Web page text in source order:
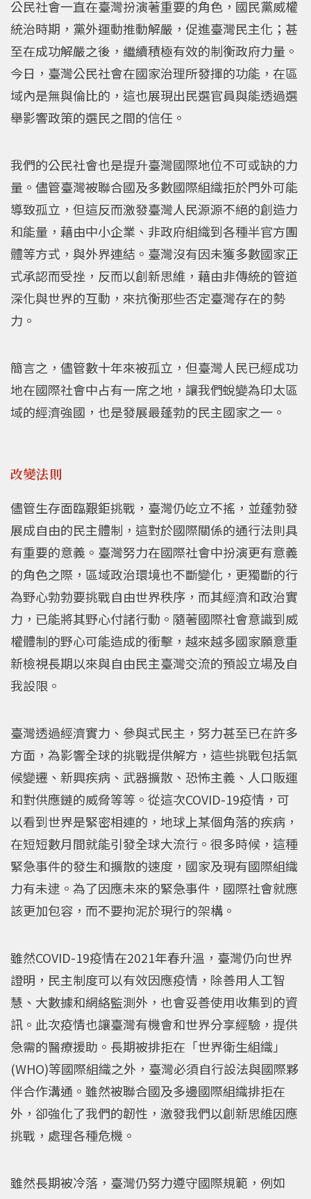
公民社會一直在臺灣扮演著重要的角色，國民黨威權
統治時期，黨外運動推動解嚴，促進臺灣民主化；甚
至在成功解嚴之後，繼續積極有效的制衡政府力量。
今日，臺灣公民社會在國家治理所發揮的功能，在區
域內是無與倫比的，這也展現出民選官員與能透過選
舉影響政策的選民之間的信任。
我們的公民社會也是提升臺灣國際地位不可或缺的力
量。儘管臺灣被聯合國及多數國際組織拒於門外可能
導致孤立，但這反而激發臺灣人民源源不絕的創造力
和能量，藉由中小企業、非政府組織到各種半官方團
體等方式，與外界連結。臺灣沒有因未獲多數國家正
式承認而受挫，反而以創新思維，藉由非傳統的管道
深化與世界的互動，來抗衡那些否定臺灣存在的勢
力。
簡言之，儘管數十年來被孤立，但臺灣人民已經成功
地在國際社會中占有一席之地，讓我們蛻變為印太區
域的經濟強國，也是發展最蓬勃的民主國家之一。
改變法則
儘管生存面臨艱鉅挑戰，臺灣仍屹立不搖，並蓬勃發
展成自由的民主體制，這對於國際關係的通行法則具
有重要的意義。臺灣努力在國際社會中扮演更有意義
的角色之際，區域政治環境也不斷變化，更獨斷的行
為野心勃勃要挑戰自由世界秩序，而其經濟和政治實
力，已能將其野心付諸行動。隨著國際社會意識到威
權體制的野心可能造成的衝擊，越來越多國家願意重
新檢視長期以來與自由民主臺灣交流的預設立場及自
我設限。
臺灣透過經濟實力、參與式民主，努力甚至已在許多
方面，為影響全球的挑戰提供解方，這些挑戰包括氣
候變遷、新興疾病、武器擴散、恐怖主義、人口販運
和對供應鏈的威脅等等。從這次COVID-19疫情，可
以看到世界是緊密相連的，地球上某個角落的疾病，
在短短數月間就能引發全球大流行。很多時候，這種
緊急事件的發生和擴散的速度，國家及現有國際組織
力有未逮。為了因應未來的緊急事件，國際社會就應
該更加包容，而不要拘泥於現行的架構。
雖然COVID-19疫情在2021年春升溫，臺灣仍向世界
證明，民主制度可以有效因應疫情，除善用人工智
慧、大數據和網絡監測外，也會妥善使用收集到的資
訊。此次疫情也讓臺灣有機會和世界分享經驗，提供
急需的醫療援助。長期被排拒在「世界衛生組織」
(WHO)等國際組織之外，臺灣必須自行設法與國際夥
伴合作溝通。雖然被聯合國及多邊國際組織排拒在
外，卻強化了我們的韌性，激發我們以創新思維因應
挑戰，處理各種危機。
雖然長期被冷落，臺灣仍努力遵守國際規範，例如